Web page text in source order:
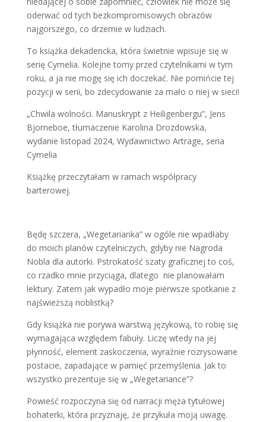
oderwać od tych bezkompromisowych obrazów
najgorszego, co drzemie w ludziach.
To książka dekadencka, która świetnie wpisuje się w
serię Cymelia. Kolejne tomy przed czytelnikami w tym
roku, a ja nie mogę się ich doczekać. Nie pomińcie tej
pozycji w serii, bo zdecydowanie za mało o niej w sieci!
„Chwila wolności. Manuskrypt z Heiligenbergu”, Jens
Bjorneboe, tłumaczenie Karolina Drozdowska,
wydanie listopad 2024, Wydawnictwo Artrage, seria
Cymelia
Książkę przeczytałam w ramach współpracy
barterowej.
Będę szczera, „Wegetarianka” w ogóle nie wpadłaby
do moich planów czytelniczych, gdyby nie Nagroda
Nobla dla autorki. Pstrokatość szaty graficznej to coś,
co rzadko mnie przyciąga, dlatego nie planowałam
lektury. Zatem jak wypadło moje pierwsze spotkanie z
najświeższą noblistką?
Gdy książka nie porywa warstwą językową, to robię się
wymagająca względem fabuły. Liczę wtedy na jej
płynność, element zaskoczenia, wyraźnie rozrysowane
postacie, zapadające w pamięć przemyślenia. Jak to
wszystko prezentuje się w „Wegetariance”?
Powieść rozpoczyna się od narracji męża tytułowej
bohaterki, która przyznaję, że przykuła moją uwagę.